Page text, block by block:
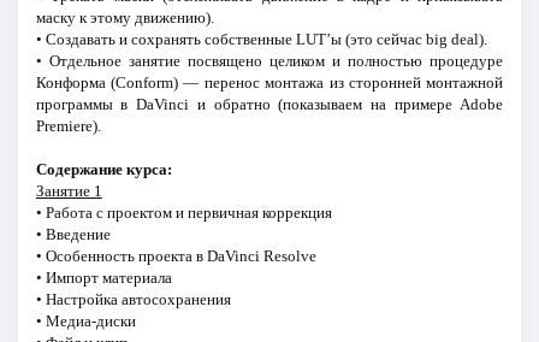
маску к этому движению).
• Создавать и сохранять собственные LUT’ы (это сейчас big deal).
• Отдельное занятие посвящено целиком и полностью процедуре
Конформа (Conform) — перенос монтажа из сторонней монтажной
программы в DaVinci и обратно (показываем на примере Adobe
Premiere).
Содержание курса:
Занятие 1
• Работа с проектом и первичная коррекция
• Введение
• Особенность проекта в DаVinci Resolve
• Импорт материала
• Настройка автосохранения
• Медиа-диски